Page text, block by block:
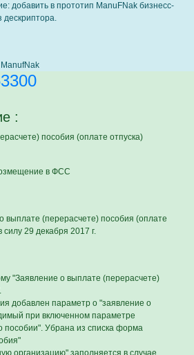
добавить в прототип ManuFNak бизнесс-
дескриптора.
:
пособия (оплате отпуска)
в ФСС
выплате (перерасчете) пособия (оплате
силу 29 декабря 2017 г.
"Заявление о выплате (перерасчете)
добавлен параметр о "заявление о
при включенном параметре
пособии". Убрана из списка форма
организацию" заполняется в случае